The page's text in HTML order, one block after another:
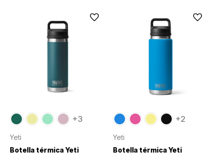
+3
Yeti
Botella térmica Yeti
+2
Yeti
Botella térmica Yeti